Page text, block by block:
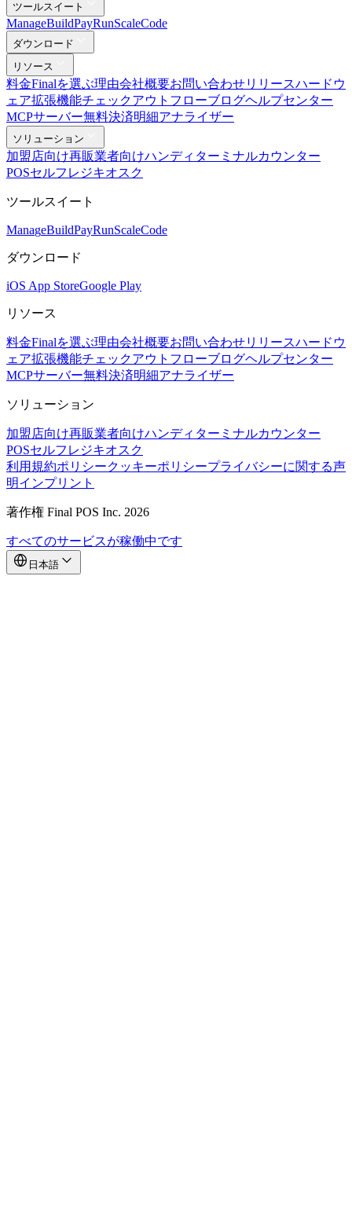
Why Final?
The story
あらゆるビジネス向けに構築されたチェックアウトOSの背
ツールスイート
ManageBuildPayRunScaleCode
ダウンロード
リソース
料金Finalを選ぶ理由会社概要お問い合わせリリースハードウ
ェア拡張機能チェックアウトフローブログヘルプセンター
MCPサーバー無料決済明細アナライザー
ソリューション
加盟店向け再販業者向けハンディターミナルカウンター
POSセルフレジキオスク
ツールスイート
ManageBuildPayRunScaleCode
ダウンロード
iOS App StoreGoogle Play
リソース
料金Finalを選ぶ理由会社概要お問い合わせリリースハードウ
ェア拡張機能チェックアウトフローブログヘルプセンター
MCPサーバー無料決済明細アナライザー
ソリューション
加盟店向け再販業者向けハンディターミナルカウンター
POSセルフレジキオスク
利用規約ポリシークッキーポリシープライバシーに関する声
明インプリント
著作権 Final POS Inc. 2026
すべてのサービスが稼働中です
日本語